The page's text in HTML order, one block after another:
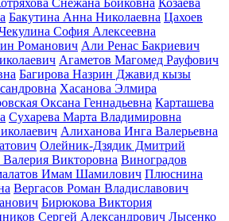
Снежана Бойковна Козаева
Бакутина Анна Николаевна Цахоев
София Алексеевна
Романович Али Ренас Бакриевич
Агаметов Магомед Рауфович
Багирова Назрин Джавид кызы
Хасанова Элмира
Оксана Геннадьевна Карташева
Сухарева Марта Владимировна
Алиханова Инга Валерьевна
Олейник-Дзядик Дмитрий
Викторовна Виноградов
Имам Шамилович Плюснина
Вергасов Роман Владиславович
Бирюкова Виктория
Сергей Александрович Лысенко